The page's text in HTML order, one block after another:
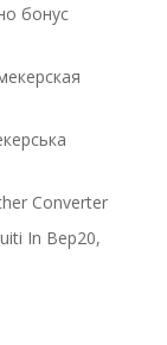
бонус
Converter
In Bep20,